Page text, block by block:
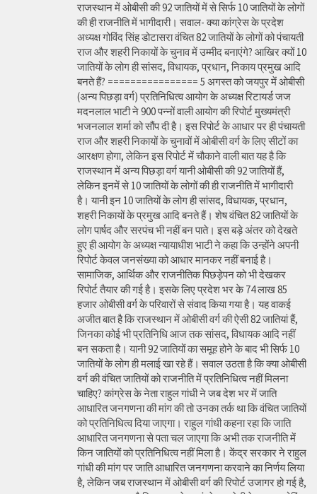
राजस्थान में ओबीसी की 92 जातियों में से सिर्फ 10 जातियों के लोगों
की ही राजनीति में भागीदारी। सवाल- क्या कांग्रेस के प्रदेश
अध्यक्ष गोविंद सिंह डोटासरा वंचित 82 जातियों के लोगों को पंचायती
राज और शहरी निकायों के चुनाव में उम्मीद बनाएंगे? आखिर क्यों 10
जातियों के लोग ही सांसद, विधायक, प्रधान, निकाय प्रमुख आदि
बनते हैं? ================ 5 अगस्त को जयपुर में ओबीसी
(अन्य पिछड़ा वर्ग) प्रतिनिधित्व आयोग के अध्यक्ष रिटायर्ड जज
मदनलाल भाटी ने 900 पन्नों वाली आयोग की रिपोर्ट मुख्यमंत्री
भजनलाल शर्मा को सौंप दी है। इस रिपोर्ट के आधार पर ही पंचायती
राज और शहरी निकायों के चुनावों में ओबीसी वर्ग के लिए सीटों का
आरक्षण होगा, लेकिन इस रिपोर्ट में चौकाने वाली बात यह है कि
राजस्थान में अन्य पिछड़ा वर्ग यानी ओबीसी की 92 जातियों हैं,
लेकिन इनमें से 10 जातियों के लोगों की ही राजनीति में भागीदारी
है। यानी इन 10 जातियों के लोग ही सांसद, विधायक, प्रधान,
शहरी निकायों के प्रमुख आदि बनते हैं। शेष वंचित 82 जातियों के
लोग पार्षद और सरपंच भी नहीं बन पाते। इस बड़े अंतर को देखते
हुए ही आयोग के अध्यक्ष न्यायाधीश भाटी ने कहा कि उन्होंने अपनी
रिपोर्ट केवल जनसंख्या को आधार मानकर नहीं बनाई है।
सामाजिक, आर्थिक और राजनीतिक पिछड़ेपन को भी देखकर
रिपोर्ट तैयार की गई है। इसके लिए प्रदेश भर के 74 लाख 85
हजार ओबीसी वर्ग के परिवारों से संवाद किया गया है। यह वाकई
अजीत बात है कि राजस्थान में ओबीसी वर्ग की ऐसी 82 जातियां हैं,
जिनका कोई भी प्रतिनिधि आज तक सांसद, विधायक आदि नहीं
बन सकता है। यानी 92 जातियों का समूह होने के बाद भी सिर्फ 10
जातियों के लोग ही मलाई खा रहे हैं। सवाल उठता है कि क्या ओबीसी
वर्ग की वंचित जातियों को राजनीति में प्रतिनिधित्व नहीं मिलना
चाहिए? कांग्रेस के नेता राहुल गांधी ने जब देश भर में जाति
आधारित जनगणना की मांग की तो उनका तर्क था कि वंचित जातियों
को प्रतिनिधित्व दिया जाएगा। राहुल गांधी कहना रहा कि जाति
आधारित जनगणना से पता चल जाएगा कि अभी तक राजनीति में
किन जातियों को प्रतिनिधित्व नहीं मिला है। केंद्र सरकार ने राहुल
गांधी की मांग पर जाति आधारित जनगणना करवाने का निर्णय लिया
है, लेकिन जब राजस्थान में ओबीसी वर्ग की रिपोर्ट उजागर हो गई है,